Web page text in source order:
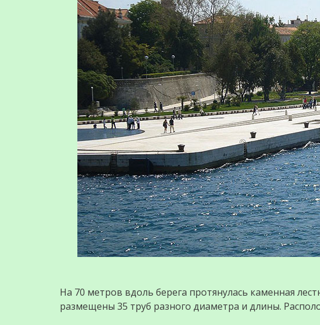
На 70 метров вдоль берега протянулась каменная
размещены 35 труб разного диаметра и длины.